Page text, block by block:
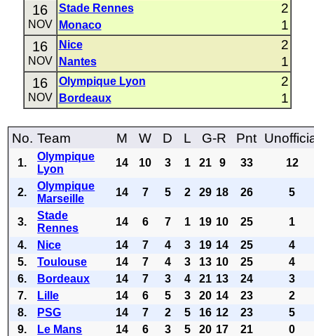
16
NOV
Stade Rennes 2
Monaco 1
16
NOV
Nice 2
Nantes 1
16
NOV
Olympique Lyon 2
Bordeaux 1
No. Team M W D L G-R Pnt
1.
Olympique
Lyon
14 10 3 1 21 9 33 12
2.
Olympique
Marseille
14 7 5 2 29 18 26 5
3.
Stade
Rennes
14 6 7 1 19 10 25
1
4.
Nice 14 7 4 3 19 14 25
4
5.
Toulouse 14 7 4 3 13 10 25
4
6.
Bordeaux 14 7 3 4 21 13 24
3
7.
Lille 14 6 5 3 20 14 23
2
8.
PSG 14 7 2 5 16 12 23
5
9.
Le Mans 14 6 3 5 20 17 21
0